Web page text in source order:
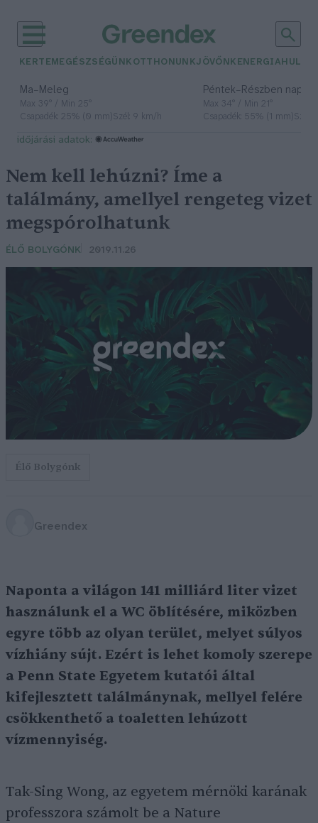
KERTEM EGÉSZSÉGÜNK OTTHONUNKJÖVŐNK ENERGIA
Ma– Meleg
Max 39° / Min 25°
Csapadék: 25% (0 mm)Szél: 9 km/h
Péntek– Részben
Max 34° / Min 21°
Csapadék: 55% (1 mm)Szél:
időjárási adatok:
Nem kell lehúzni? Íme a
találmány, amellyel rengeteg vizet
megspórolhatunk
ÉLŐ BOLYGÓNK 2019.11.26
Élő Bolygónk
Greendex
Naponta a világon 141 milliárd liter vizet
használunk el a WC öblítésére, miközben
egyre több az olyan terület, melyet súlyos
vízhiány sújt. Ezért is lehet komoly szerepe
a Penn State Egyetem kutatói által
kifejlesztett találmánynak, mellyel felére
csökkenthető a toaletten lehúzott
vízmennyiség.
Tak-Sing Wong, az egyetem mérnöki karának
professzora számolt be a Nature